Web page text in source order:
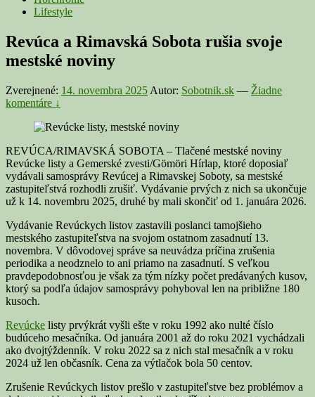
Lifestyle
Revúca a Rimavská Sobota rušia svoje
mestské noviny
Zverejnené: 14. novembra 2025 Autor: Sobotnik.sk — Žiadne
komentáre ↓
REVÚCA/RIMAVSKÁ SOBOTA – Tlačené mestské noviny
Revúcke listy a Gemerské zvesti/Gömöri Hírlap, ktoré doposiaľ
vydávali samosprávy Revúcej a Rimavskej Soboty, sa mestské
zastupiteľstvá rozhodli zrušiť. Vydávanie prvých z nich sa ukončuje
už k 14. novembru 2025, druhé by mali skončiť od 1. januára 2026.
Vydávanie Revúckych listov zastavili poslanci tamojšieho
mestského zastupiteľstva na svojom ostatnom zasadnutí 13.
novembra. V dôvodovej správe sa neuvádza príčina zrušenia
periodika a neodznelo to ani priamo na zasadnutí. S veľkou
pravdepodobnosťou je však za tým nízky počet predávaných kusov,
ktorý sa podľa údajov samosprávy pohyboval len na približne 180
kusoch.
Revúcke listy prvýkrát vyšli ešte v roku 1992 ako nulté číslo
budúceho mesačníka. Od januára 2001 až do roku 2021 vychádzali
ako dvojtýždenník. V roku 2022 sa z nich stal mesačník a v roku
2024 už len občasník. Cena za výtlačok bola 50 centov.
Zrušenie Revúckych listov prešlo v zastupiteľstve bez problémov a